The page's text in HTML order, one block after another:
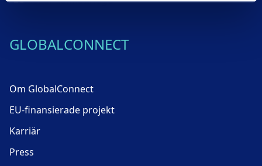
GLOBALCONNECT
Om GlobalConnect
EU-finansierade projekt
Karriär
Press